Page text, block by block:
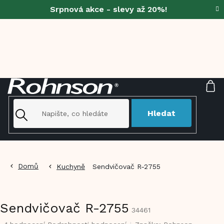
Srpnová akce - slevy až 20%!
Hledat
Domů Kuchyně Sendvičovač R-2755
Sendvičovač R-2755 34461